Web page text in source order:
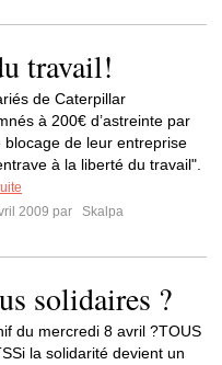
travail!
de Caterpillar
à 200€ d’astreinte par
blocage de leur entreprise
à la liberté du travail".
2009 par
Skalpa
solidaires ?
du mercredi 8 avril ?TOUS
la solidarité devient un